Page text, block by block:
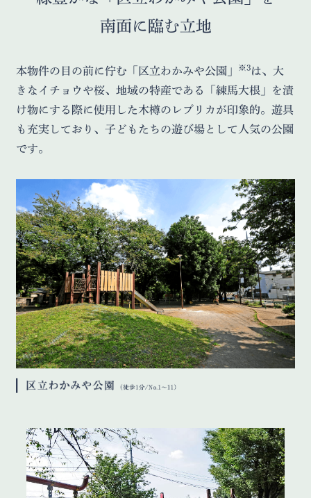
南面に臨む立地
本物件の目の前に佇む「区立わかみや公園」 ※3は、大
きなイチョウや桜、地域の特産である「練馬大根」を漬
け物にする際に使用した木樽のレプリカが印象的。遊具
も充実しており、子どもたちの遊び場として人気の公園
です。